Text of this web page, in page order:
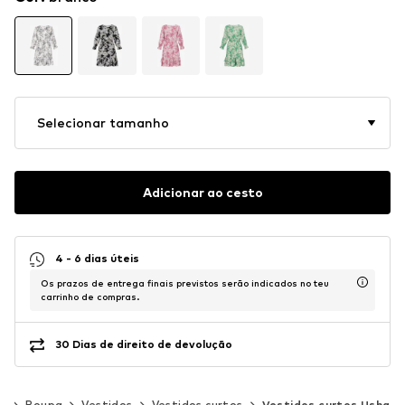
Selecionar tamanho
Adicionar ao cesto
4 - 6 dias úteis
Os prazos de entrega finais previstos serão indicados no teu
carrinho de compras.
30 Dias de direito de devolução